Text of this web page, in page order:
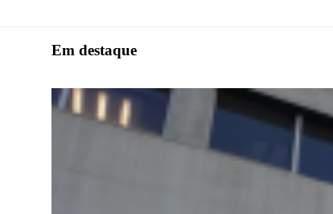
Em destaque